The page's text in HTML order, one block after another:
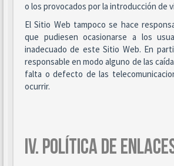
o los provocados por la introducción de
El Sitio Web tampoco se hace
que pudiesen ocasionarse a los
inadecuado de este Sitio Web. En
responsable en modo alguno de las
falta o defecto de las
ocurrir.
IV. POLÍTICA DE